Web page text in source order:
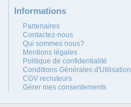
Informations
Partenaires
Contactez-nous
Qui sommes nous?
Mentions légales
Politique de confidentialité
Conditions Générales d'Utilisation
CGV recruteurs
Gérer mes consentements